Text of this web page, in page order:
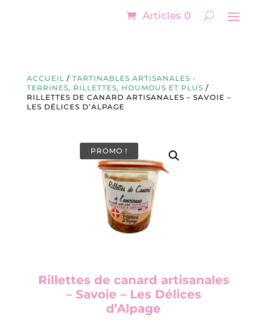
Articles 0
ACCUEIL / TARTINABLES ARTISANALES -
TERRINES, RILLETTES, HOUMOUS ET PLUS /
RILLETTES DE CANARD ARTISANALES – SAVOIE –
LES DÉLICES D’ALPAGE
PROMO !
Rillettes de canard artisanales
– Savoie – Les Délices
d’Alpage